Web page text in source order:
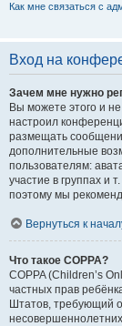
Как мне связаться с
Вход на
Зачем мне нужно
Вы можете этого и
настроил
размещать
дополнительные
пользователям:
участие в группах и
поэтому мы
Вернуться к
Что такое COPPA?
COPPA (Children’s
частных прав
Штатов, требующий